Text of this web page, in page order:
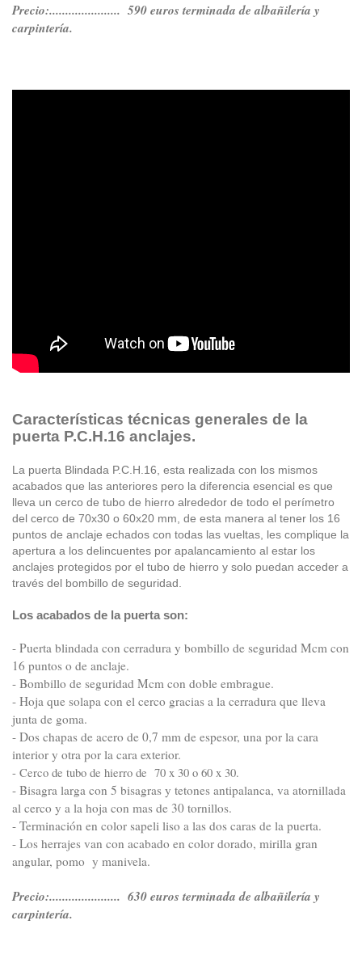
Precio:...................... 590 euros terminada de albañilería y
carpintería.
Características técnicas generales de la
puerta P.C.H.16 anclajes.
La puerta Blindada P.C.H.16, esta realizada con los mismos
acabados que las anteriores pero la diferencia esencial es que
lleva un cerco de tubo de hierro alrededor de todo el perímetro
del cerco de 70x30 o 60x20 mm, de esta manera al tener los 16
puntos de anclaje echados con todas las vueltas, les complique la
apertura a los delincuentes por apalancamiento al estar los
anclajes protegidos por el tubo de hierro y solo puedan acceder a
través del bombillo de seguridad.
Los acabados de la puerta son:
- Puerta blindada con cerradura y bombillo de seguridad Mcm con
16 puntos o de anclaje.
- Bombillo de seguridad Mcm con doble embrague.
- Hoja que solapa con el cerco gracias a la cerradura que lleva
junta de goma.
- Dos chapas de acero de 0,7 mm de espesor, una por la cara
interior y otra por la cara exterior.
- Cerco de tubo de hierro de 70 x 30 o 60 x 30.
- Bisagra larga con 5 bisagras y tetones antipalanca, va atornillada
al cerco y a la hoja con mas de 30 tornillos.
- Terminación en color sapeli liso a las dos caras de la puerta.
- Los herrajes van con acabado en color dorado, mirilla gran
angular, pomo y manivela.
Precio:...................... 630 euros terminada de albañilería y
carpintería.